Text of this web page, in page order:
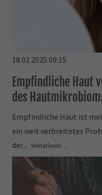
18.02.2025 09:15
Empfindliche Haut
des
Empfindliche Haut ist
ein weit verbreitetes
der... Weiterlesen ...